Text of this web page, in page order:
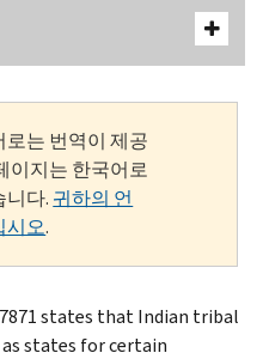
는 번역이 제공
이지는 한국어로
니다. 귀하의 언
시오.
states that Indian tribal
states for certain